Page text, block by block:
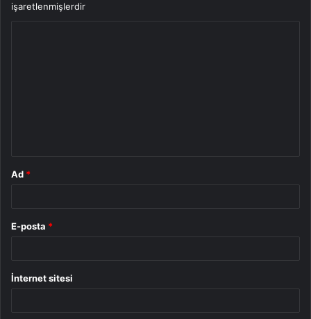
işaretlenmişlerdir
Ad *
E-posta *
İnternet sitesi